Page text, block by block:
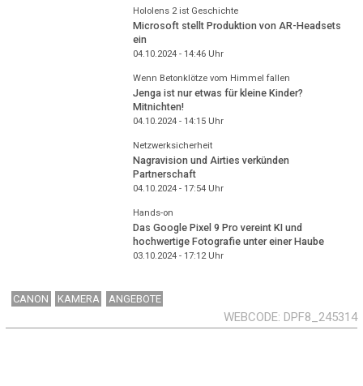
Hololens 2 ist Geschichte
Microsoft stellt Produktion von AR-Headsets
ein
04.10.2024 - 14:46Uhr
Wenn Betonklötze vom Himmel fallen
Jenga ist nur etwas für kleine Kinder?
Mitnichten!
04.10.2024 - 14:15Uhr
Netzwerksicherheit
Nagravision und Airties verkünden
Partnerschaft
04.10.2024 - 17:54Uhr
Hands-on
Das Google Pixel 9 Pro vereint KI und
hochwertige Fotografie unter einer Haube
03.10.2024 - 17:12Uhr
CANON KAMERA ANGEBOTE
WEBCODE DPF8_245314